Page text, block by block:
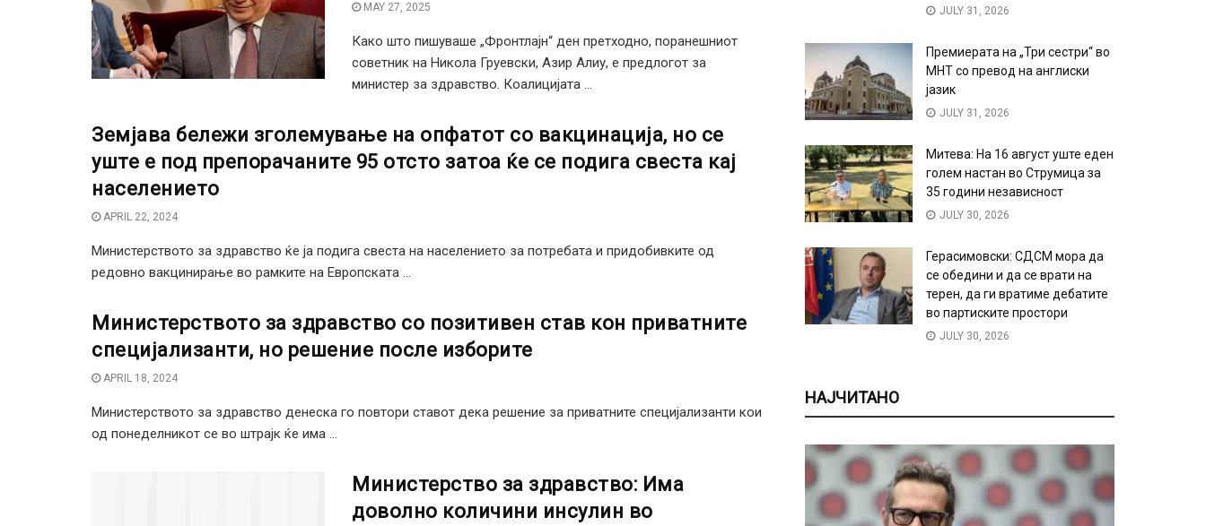
MAY 27, 2025
Како што пишуваше „Фронтлајн“ ден претходно, поранешниот
советник на Никола Груевски, Азир Алиу, е предлогот за
министер за здравство. Коалицијата ...
Земјава бележи зголемување на опфатот со вакцинација, но се
уште е под препорачаните 95 отсто затоа ќе се подига свеста кај
населението
APRIL 22, 2024
Министерството за здравство ќе ја подига свеста на населението за потребата и придобивките од
редовно вакцинирање во рамките на Европската ...
Министерството за здравство со позитивен став кон приватните
специјализанти, но решение после изборите
APRIL 18, 2024
Министерството за здравство денеска го повтори ставот дека решение за приватните специјализанти кои
од понеделникот се во штрајк ќе има ...
Министерство за здравство: Има
доволно количини инсулин во
JULY 31, 2026
Премиерата на „Три сестри“ во
МНТ со превод на англиски
јазик
JULY 31, 2026
Митева: На 16 август уште еден
голем настан во Струмица за
35 години независност
JULY 30, 2026
Герасимовски: СДСМ мора да
се обедини и да се врати на
терен, да ги вратиме дебатите
во партиските простори
JULY 30, 2026
НАЈЧИТАНО